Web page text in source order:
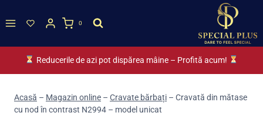
to
0
Reducerile de azi pot dispărea mâine – Profită acum!
Acasă – Magazin online – Cravate bărbați – Cravată din mătase
cu nod în contrast N2994 – model unicat